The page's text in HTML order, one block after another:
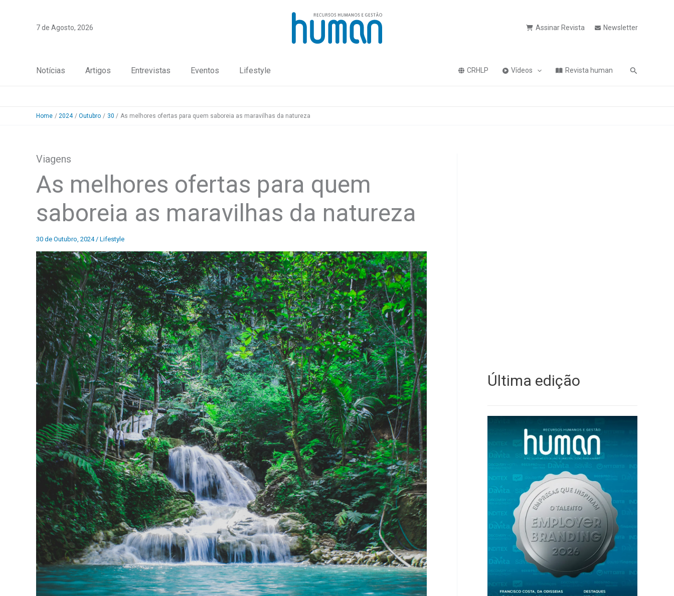
7 de Agosto, 2026 Assinar Revista Newsletter
Notícias Artigos Entrevistas Eventos Lifestyle CRHLP Vídeos Revista human Pesquisa
Home 2024 Outubro 30 As melhores ofertas para quem saboreia as maravilhas da natureza
Viagens
As melhores ofertas para quem
saboreia as maravilhas da natureza
30 de Outubro, 2024 / Lifestyle
Última edição